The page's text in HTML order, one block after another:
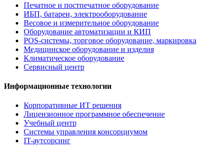
Печатное и постпечатное оборудование
ИБП, батареи, электрооборудование
Весовое и измерительное оборудование
Оборудование автоматизации и КИП
POS-системы, торговое оборудование, маркировка
Медицинское оборудование и изделия
Климатическое оборудование
Сервисный центр
Информационные технологии
Корпоративные ИТ решения
Лицензионное программное обеспечение
Учебный центр
Системы управления консорциумом
IT-аутсорсинг